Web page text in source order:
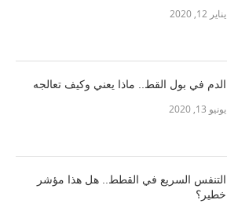
يناير 12, 2020
الدم في بول القط.. ماذا يعني وكيف تعالجه
يونيو 13, 2020
التنفس السريع في القطط.. هل هذا مؤشر
خطير؟